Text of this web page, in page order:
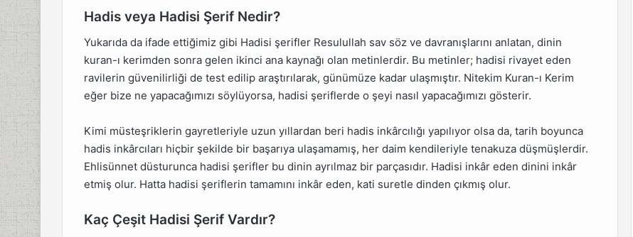
Hadis veya Hadisi Şerif Nedir?
Yukarıda da ifade ettiğimiz gibi Hadisi şerifler Resulullah sav söz ve davranışlarını anlatan, dinin
kuran-ı kerimden sonra gelen ikinci ana kaynağı olan metinlerdir. Bu metinler; hadisi rivayet eden
ravilerin güvenilirliği de test edilip araştırılarak, günümüze kadar ulaşmıştır. Nitekim Kuran-ı Kerim
eğer bize ne yapacağımızı söylüyorsa, hadisi şeriflerde o şeyi nasıl yapacağımızı gösterir.
Kimi müsteşriklerin gayretleriyle uzun yıllardan beri hadis inkârcılığı yapılıyor olsa da, tarih boyunca
hadis inkârcıları hiçbir şekilde bir başarıya ulaşamamış, her daim kendileriyle tenakuza düşmüşlerdir.
Ehlisünnet düsturunca hadisi şerifler bu dinin ayrılmaz bir parçasıdır. Hadisi inkâr eden dinini inkâr
etmiş olur. Hatta hadisi şeriflerin tamamını inkâr eden, kati suretle dinden çıkmış olur.
Kaç Çeşit Hadisi Şerif Vardır?